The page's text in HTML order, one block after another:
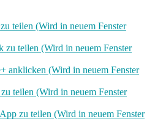
teilen (Wird in neuem Fenster
zu teilen (Wird in neuem Fenster
anklicken (Wird in neuem Fenster
teilen (Wird in neuem Fenster
zu teilen (Wird in neuem Fenster